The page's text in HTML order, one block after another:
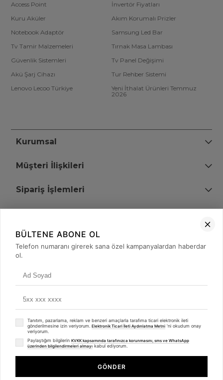
Access Point
İnvertör Fiyatları
Kuru Aküler
Akım Korumalı Prizler
Notebook Adaptör
Samsung Led Bar
Tv Tamir Malzemeleri
Tırnak Masa Lambası
Güvenlik Sistemleri
Tv Panel Değişimi
Akü Şarj Cihazı
Tur Rehber Sistemi
Lenovo Lecoo Türkiye
Yeni İthalat Ürünleri Temmuz
2026
Kurumsal
Müşteri İlişkileri
Sipariş İşlemleri
+90 (850) 473 08 08
© 2008 - 2026merterelektronik.com
- Tüm Hakları Saklıdır. Kredi kartı bilgileriniz 256bit SSL sertifikası ile
Whatsapp
BÜLTENE ABONE OL
Telefon numaranı girerek sana özel kampanyalardan haberdar
ol.
Tanıtım, pazarlama, reklam ve benzeri amaçlarla tarafıma ticari elektronik ileti
gönderilmesine izin veriyorum. Elektronik Ticari İleti Aydınlatma Metni 'ni okudum onay
veriyorum.
Paylaştığım bilgilerin KVKK kapsamında tarafınızca korunmasını, sms ve WhatsApp
üzerinden bilgilendirmeleri almayı kabul ediyorum.
GÖNDER